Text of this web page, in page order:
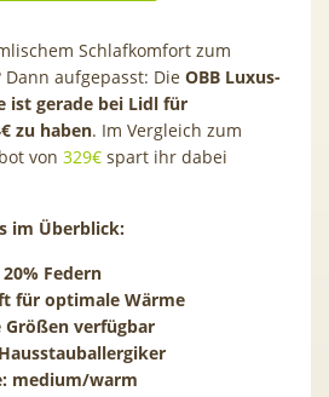
Schlafkomfort zum
aufgepasst: Die OBB Luxus-
ist gerade bei Lidl für
zu haben. Im Vergleich zum
von 329€ spart ihr dabei
im Überblick:
Federn
für optimale Wärme
Größen verfügbar
medium/warm